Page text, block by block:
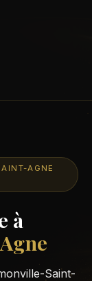
AGNE
à
Saint-